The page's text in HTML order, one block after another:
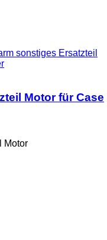
sonstiges Ersatzteil
Motor für Case
Motor